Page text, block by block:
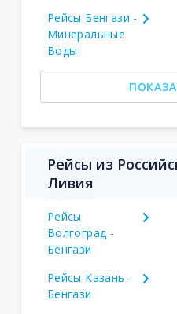
Рейсы Бенгази -
Минеральные
Воды
Рейсы из
Ливия
Рейсы
Волгоград -
Бенгази
Рейсы Казань -
Бенгази